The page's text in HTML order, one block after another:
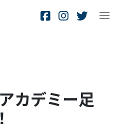
カデミー足